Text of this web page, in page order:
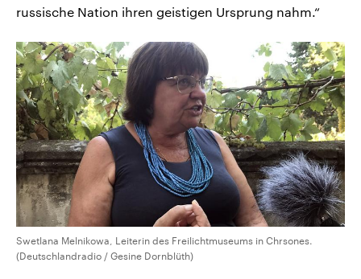
russische Nation ihren geistigen Ursprung nahm.“
Swetlana Melnikowa, Leiterin des Freilichtmuseums in Chrsones.
(Deutschlandradio / Gesine Dornblüth)